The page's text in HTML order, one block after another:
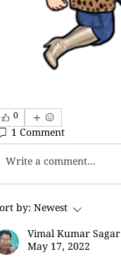
0
1 Comment
Write a comment...
by: Newest
Vimal Kumar Sagar
May 17, 2022